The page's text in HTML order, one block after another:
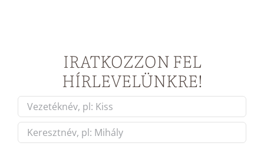
IRATKOZZON FEL
HÍRLEVELÜNKRE!
Név
*
First